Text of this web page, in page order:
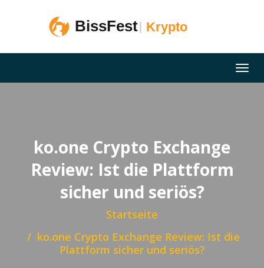
ko.one Crypto Exchange
Review: Ist die Plattform
sicher und seriös?
Startseite
ko.one Crypto Exchange Review: Ist die
Plattform sicher und seriös?